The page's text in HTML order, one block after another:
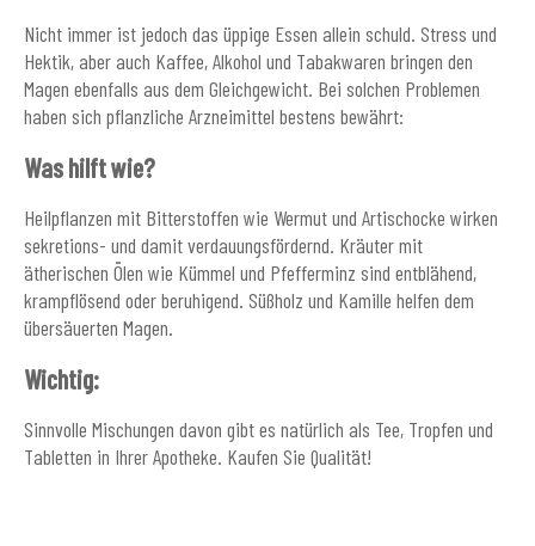
Nicht immer ist jedoch das üppige Essen allein schuld. Stress und
Hektik, aber auch Kaffee, Alkohol und Tabakwaren bringen den
Magen ebenfalls aus dem Gleichgewicht. Bei solchen Problemen
haben sich pflanzliche Arzneimittel bestens bewährt:
Was hilft wie?
Heilpflanzen mit Bitterstoffen wie Wermut und Artischocke wirken
sekretions- und damit verdauungsfördernd. Kräuter mit
ätherischen Ölen wie Kümmel und Pfefferminz sind entblähend,
krampflösend oder beruhigend. Süßholz und Kamille helfen dem
übersäuerten Magen.
Wichtig:
Sinnvolle Mischungen davon gibt es natürlich als Tee, Tropfen und
Tabletten in Ihrer Apotheke. Kaufen Sie Qualität!